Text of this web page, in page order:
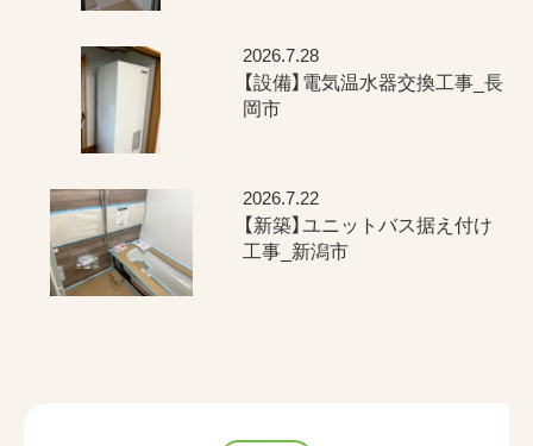
2026.7.28
【設備】電気温水器交換工事_長
岡市
2026.7.22
【新築】ユニットバス据え付け
工事_新潟市